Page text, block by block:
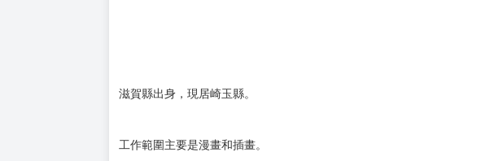
滋賀縣出身，現居崎玉縣。
工作範圍主要是漫畫和插畫。